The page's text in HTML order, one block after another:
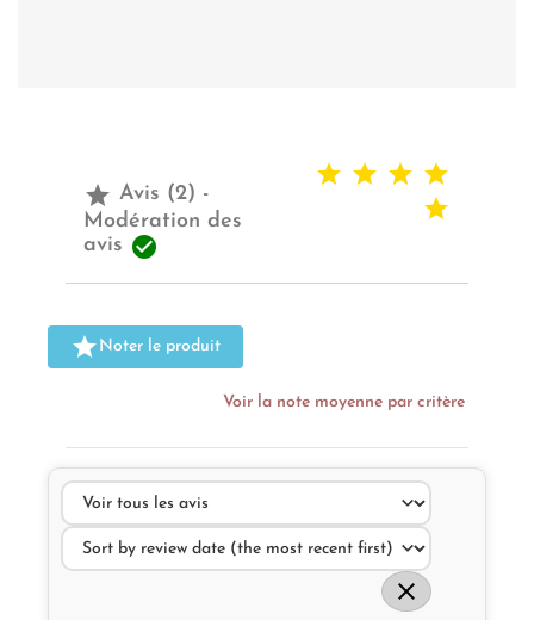
 Avis (2) -
Modération des
avis 
 Noter le produit
Voir la note moyenne par critère
